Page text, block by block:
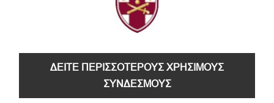
ΔΕΙΤΕ ΠΕΡΙΣΣΟΤΕΡΟΥΣ ΧΡΗΣΙΜΟΥΣ
ΣΥΝΔΕΣΜΟΥΣ